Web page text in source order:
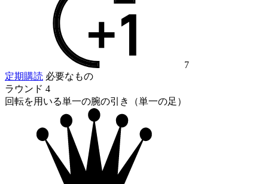
7
定期購読 必要なもの
ラウンド 4
回転を用いる単一の腕の引き（単一の足）